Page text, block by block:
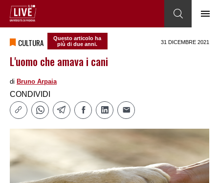
CULTURA
Questo articolo ha
più di due anni.
31 DICEMBRE 2021
L'uomo che amava i cani
di Bruno Arpaia
CONDIVIDI